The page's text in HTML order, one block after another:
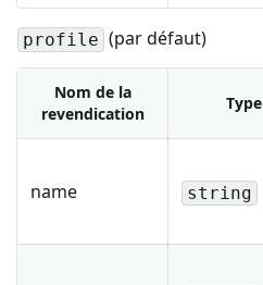
profile (par défaut)
Nom de la
revendication
Type
name string